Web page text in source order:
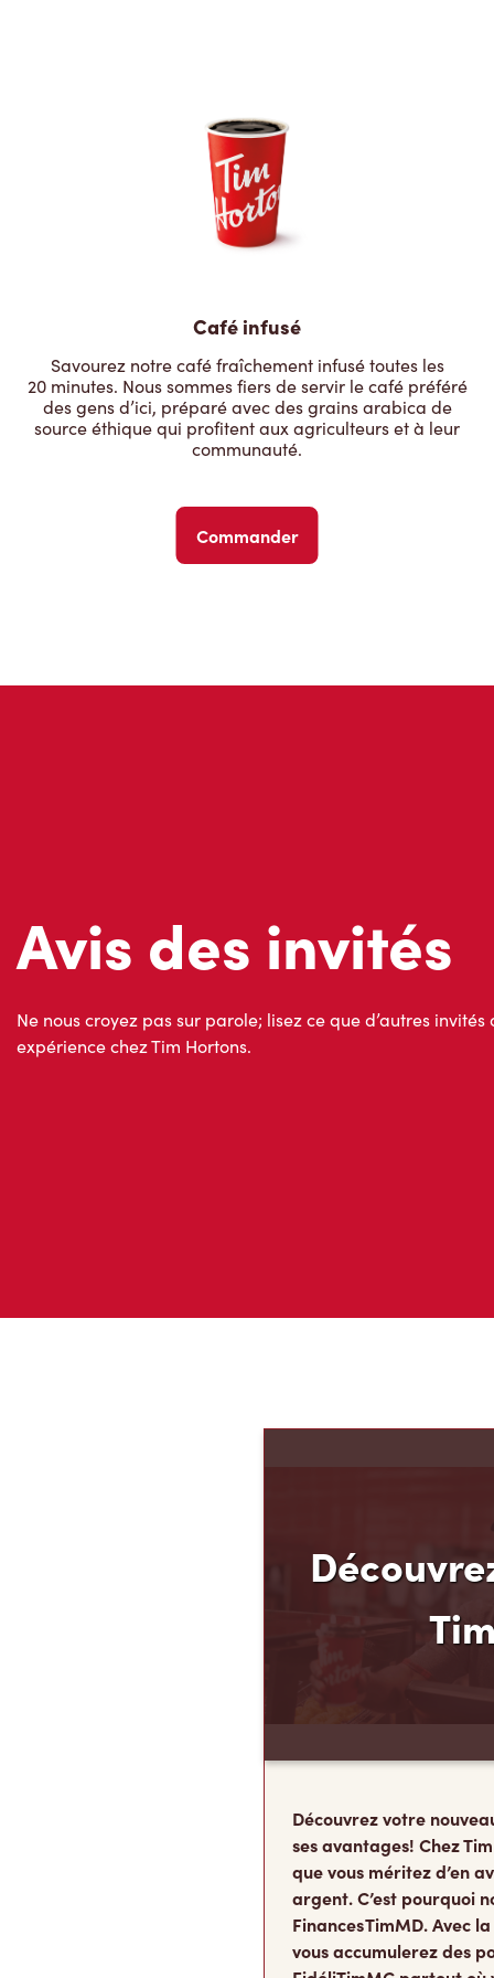
Café infusé
Savourez notre café fraîchement infusé toutes les
20 minutes. Nous sommes fiers de servir le café préféré
des gens d’ici, préparé avec des grains arabica de
source éthique qui profitent aux agriculteurs et à leur
communauté.
Commander
Avis des invités
expérience chez Tim Hortons.
ses avantages! Chez
que vous méritez d’en
argent. C’est pourquoi
Finances TimMD. Avec
vous accumulerez des
FidéliTimMC partout où